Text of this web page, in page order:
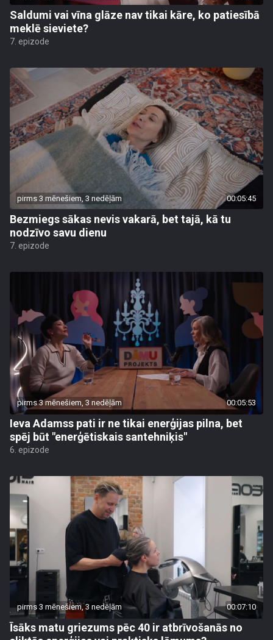
Saldumi vai vīna glāze nav tikai kāre, ko patiesībā
meklē sieviete?
7. epizode
pirms 3 mēnešiem, 3 nedēļām 00:05:45
Bezmiegs sākas nevis vakarā, bet tajā, kā tu
nodzīvo savu dienu
7. epizode
pirms 3 mēnešiem, 3 nedēļām 00:05:53
Ieva Adamss pati ir ne tikai enerģijas pilna, bet
spēj būt "enerģētiskais santehniķis"
6. epizode
pirms 3 mēnešiem, 3 nedēļām 00:07:10
Īsāks matu griezums pēc 40 ir atbrīvošanās no